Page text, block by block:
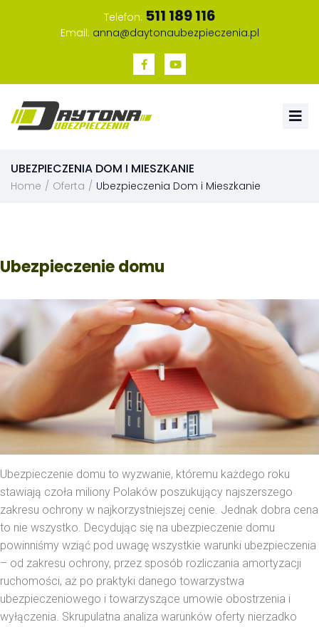
Telefon: 511 189 116
Email: anna@daytonaubezpieczenia.pl
UBEZPIECZENIA DOM I MIESZKANIE
Home / Oferta / Ubezpieczenia Dom i Mieszkanie
Ubezpieczenie domu
Ubezpieczenie domu to wyzwanie, któremu każdego roku
stawiają czoła miliony Polaków poszukujący najszerszego
zakresu ochrony w najkorzystniejszej cenie. Jednak dobra cena
to nie wszystko. Decydując się na ubezpieczenie domu
powinniśmy wziąć pod uwagę wszystkie warunki ubezpieczenia
– od zakresu ochrony, przez sposób rozliczania amortyzacji
ruchomości, aż po praktyki danego towarzystwa
ubezpieczeniowego i towarzyszące umowie obostrzenia i
wyłączenia. Skrupulatna analiza warunków oferty nierzadko